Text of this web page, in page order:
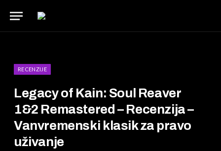
RECENZIJE
Legacy of Kain: Soul Reaver
1&2 Remastered – Recenzija –
Vanvremenski klasik za pravo
uživanje